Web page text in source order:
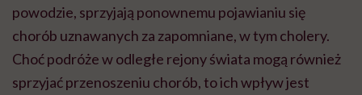
powodzie, sprzyjają ponownemu pojawianiu się
chorób uznawanych za zapomniane, w tym cholery.
Choć podróże w odległe rejony świata mogą również
sprzyjać przenoszeniu chorób, to ich wpływ jest